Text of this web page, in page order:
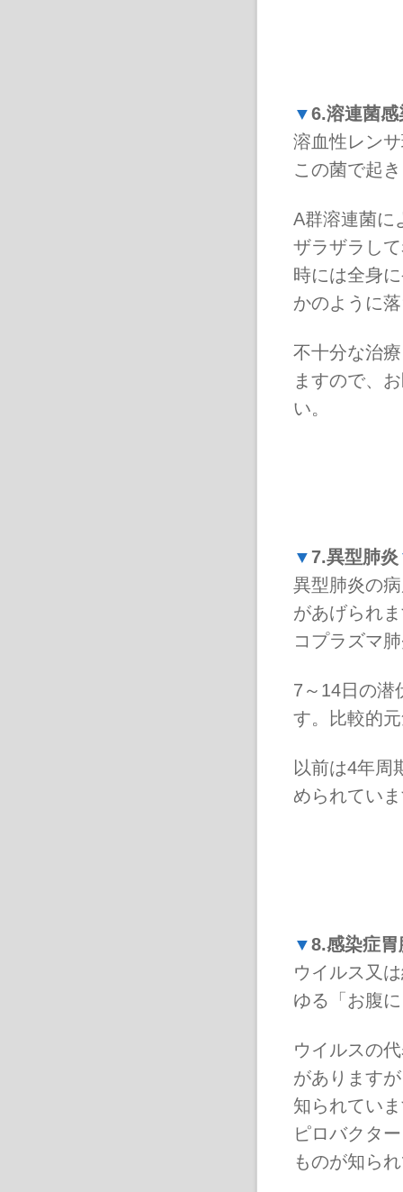
▼6.溶連菌感
溶血性レン
この菌で起
A群溶連菌に
ザラザラし
時には全身
かのように
不十分な治
ますので、
い。
▼ 7.異型肺炎
異型肺炎の
があげられ
コプラズマ
7～14日の潜
す。比較的
以前は4年周
められてい
▼8.感染症胃
ウイルス又
ゆる「お腹
ウイルスの
があります
知られてい
ピロバクタ
ものが知ら